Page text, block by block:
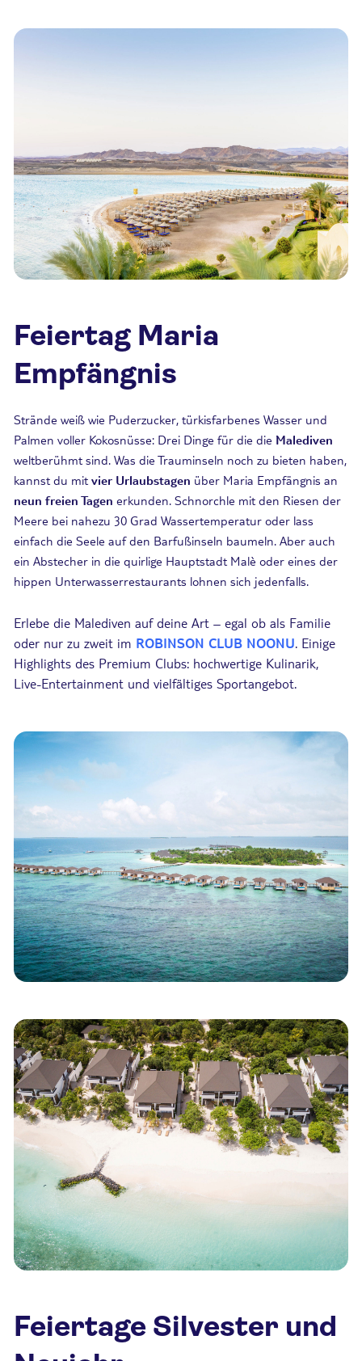
Feiertag Maria
Empfängnis
Strände weiß wie Puderzucker, türkisfarbenes Wasser und
Palmen voller Kokosnüsse: Drei Dinge für die die Malediven
weltberühmt sind. Was die Trauminseln noch zu bieten haben,
kannst du mit vier Urlaubstagen über Maria Empfängnis an
neun freien Tagen erkunden. Schnorchle mit den Riesen der
Meere bei nahezu 30 Grad Wassertemperatur oder lass
einfach die Seele auf den Barfußinseln baumeln. Aber auch
ein Abstecher in die quirlige Hauptstadt Malè oder eines der
hippen Unterwasserrestaurants lohnen sich jedenfalls.
Erlebe die Malediven auf deine Art – egal ob als Familie
oder nur zu zweit im ROBINSON CLUB NOONU. Einige
Highlights des Premium Clubs: hochwertige Kulinarik,
Live-Entertainment und vielfältiges Sportangebot.
Feiertage Silvester und